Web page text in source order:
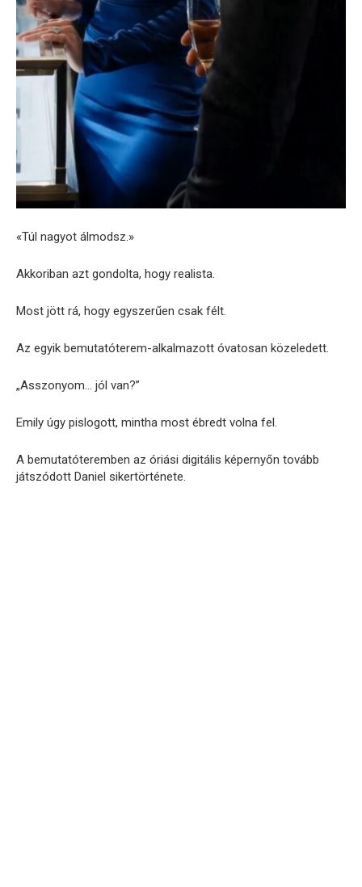
«Túl nagyot álmodsz.»
Akkoriban azt gondolta, hogy realista.
Most jött rá, hogy egyszerűen csak félt.
Az egyik bemutatóterem-alkalmazott óvatosan közeledett.
„Asszonyom… jól van?”
Emily úgy pislogott, mintha most ébredt volna fel.
A bemutatóteremben az óriási digitális képernyőn tovább
játszódott Daniel sikertörténete.